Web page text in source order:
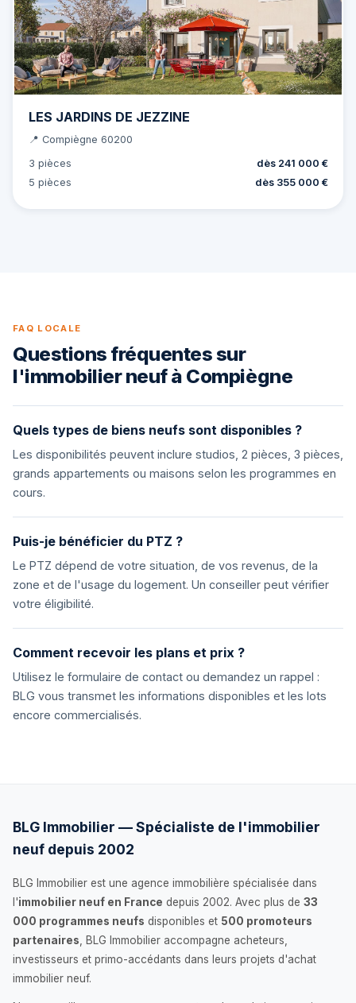
LES JARDINS DE JEZZINE
📍 Compiègne 60200
3 pièces
dès 241 000 €
5 pièces
dès 355 000 €
FAQ LOCALE
Questions fréquentes sur
l'immobilier neuf à Compiègne
Quels types de biens neufs sont disponibles ?
Les disponibilités peuvent inclure studios, 2 pièces, 3 pièces,
grands appartements ou maisons selon les programmes en
cours.
Puis-je bénéficier du PTZ ?
Le PTZ dépend de votre situation, de vos revenus, de la
zone et de l'usage du logement. Un conseiller peut vérifier
votre éligibilité.
Comment recevoir les plans et prix ?
Utilisez le formulaire de contact ou demandez un rappel :
BLG vous transmet les informations disponibles et les lots
encore commercialisés.
BLG Immobilier — Spécialiste de l'immobilier
neuf depuis 2002
BLG Immobilier est une agence immobilière spécialisée dans
l'immobilier neuf en France depuis 2002. Avec plus de 33
000 programmes neufs disponibles et 500 promoteurs
partenaires , BLG Immobilier accompagne acheteurs,
investisseurs et primo-accédants dans leurs projets d'achat
immobilier neuf.